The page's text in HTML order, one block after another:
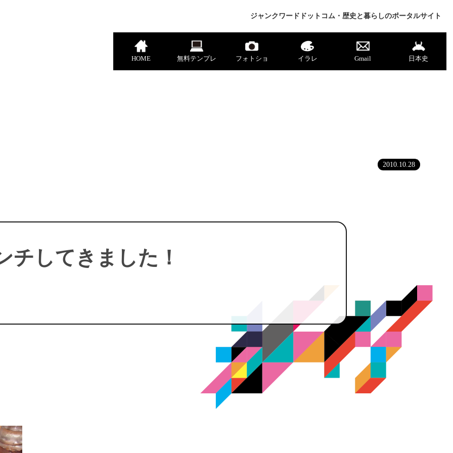
ジャンクワードドットコム・歴史と暮らしのポータルサイト
HOME 無料テンプレ フォトショ イラレ Gmail 日本史
2010.10.28
チしてきました！